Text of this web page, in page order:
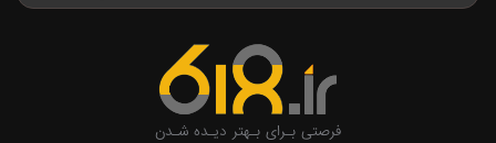
فرصتی بـرای بـهتر دیـده شـدن